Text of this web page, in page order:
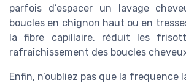
parfois d’espacer un lavage
boucles en chignon haut ou en
la fibre capillaire, réduit les
rafraîchissement des boucles
Enfin, n’oubliez pas que la frequence